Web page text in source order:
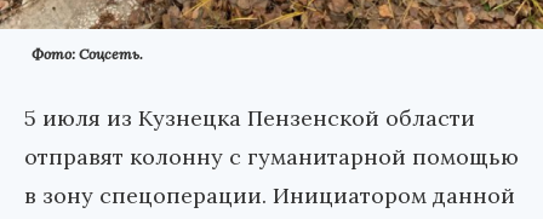
Фото: Соцсеть.
5 июля из Кузнецка Пензенской области
отправят колонну с гуманитарной помощью
в зону спецоперации. Инициатором данной